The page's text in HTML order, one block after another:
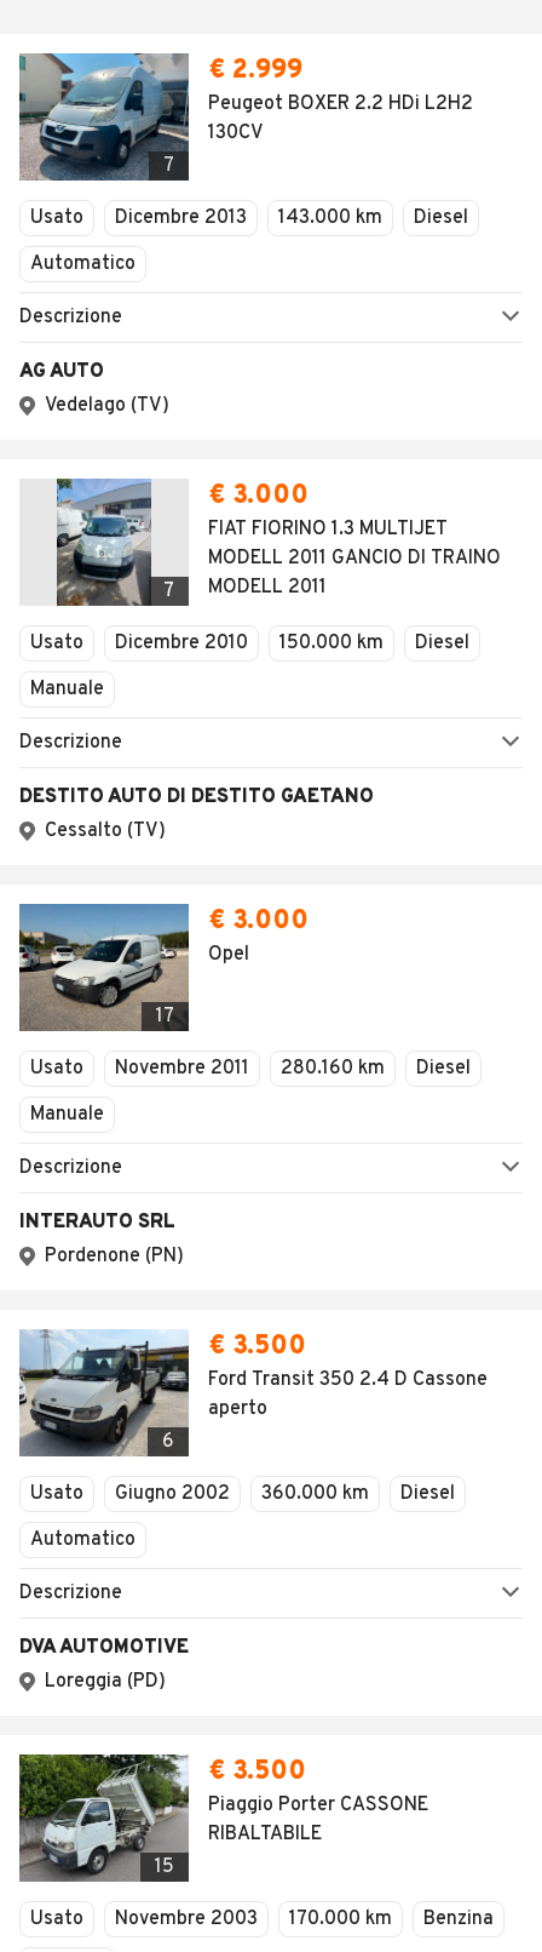
7
€ 2.999
Peugeot BOXER 2.2 HDi L2H2
130CV
Usato Dicembre 2013 143.000 km
Diesel
Automatico
Descrizione
AG AUTO
Vedelago (TV)
7
€ 3.000
FIAT FIORINO 1.3 MULTIJET
MODELL 2011 GANCIO DI TRAINO
MODELL 2011
Usato Dicembre 2010 150.000 km
Diesel
Manuale
Descrizione
DESTITO AUTO DI DESTITO GAETANO
Cessalto (TV)
17
€ 3.000
Opel
Usato Novembre 2011 280.160 km
Diesel
Manuale
Descrizione
INTERAUTO SRL
Pordenone (PN)
6
€ 3.500
Ford Transit 350 2.4 D Cassone
aperto
Usato Giugno 2002 360.000 km
Diesel
Automatico
Descrizione
DVA AUTOMOTIVE
Loreggia (PD)
15
€ 3.500
Piaggio Porter CASSONE
RIBALTABILE
Usato Novembre 2003 170.000 km
Benzina